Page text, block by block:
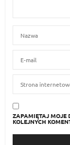
ZAPAMIĘTAJ MOJE
KOLEJNYCH